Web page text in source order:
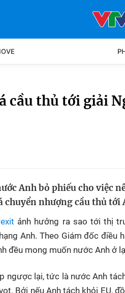
cầu thủ tới giải
Anh bỏ phiếu cho việc
nhượng cầu thủ tới
ảnh hưởng ra sao tới thị
Anh. Theo Giám đốc điều
đều mong muốn nước Anh ở
lại, tức là nước Anh
Bởi nếu Anh tách khỏi EU,